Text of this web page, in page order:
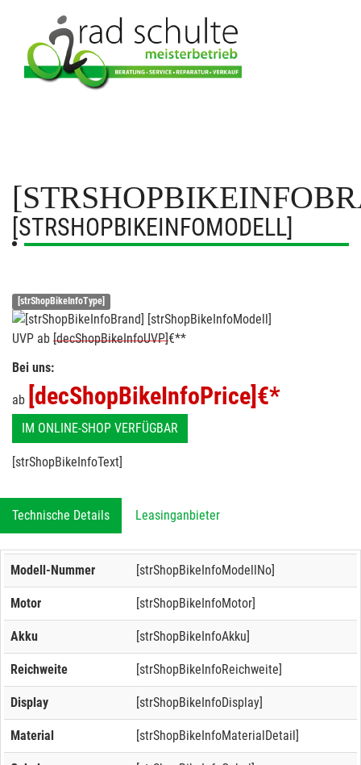
[STRSHOPBIKEINFOMODELL]
[strShopBikeInfoType]
UVP ab [decShopBikeInfoUVP]€**
Bei uns:
ab [decShopBikeInfoPrice] €*
IM ONLINE-SHOP VERFÜGBAR
[strShopBikeInfoText]
Technische Details Leasinganbieter
Modell-Nummer [strShopBikeInfoModellNo]
Motor [strShopBikeInfoMotor]
Akku [strShopBikeInfoAkku]
Reichweite [strShopBikeInfoReichweite]
Display [strShopBikeInfoDisplay]
Material [strShopBikeInfoMaterialDetail]